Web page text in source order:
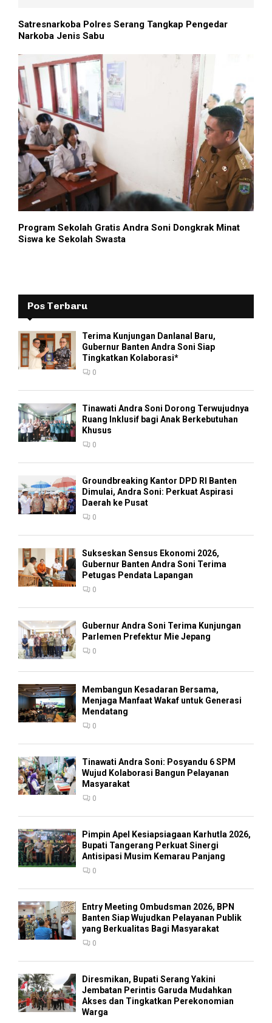
Satresnarkoba Polres Serang Tangkap Pengedar
Narkoba Jenis Sabu
Program Sekolah Gratis Andra Soni Dongkrak Minat
Siswa ke Sekolah Swasta
Pos Terbaru
Terima Kunjungan Danlanal Baru,
Gubernur Banten Andra Soni Siap
Tingkatkan Kolaborasi*
0
Tinawati Andra Soni Dorong Terwujudnya
Ruang Inklusif bagi Anak Berkebutuhan
Khusus
0
Groundbreaking Kantor DPD RI Banten
Dimulai, Andra Soni: Perkuat Aspirasi
Daerah ke Pusat
0
Sukseskan Sensus Ekonomi 2026,
Gubernur Banten Andra Soni Terima
Petugas Pendata Lapangan
0
Gubernur Andra Soni Terima Kunjungan
Parlemen Prefektur Mie Jepang
0
Membangun Kesadaran Bersama,
Menjaga Manfaat Wakaf untuk Generasi
Mendatang
0
Tinawati Andra Soni: Posyandu 6 SPM
Wujud Kolaborasi Bangun Pelayanan
Masyarakat
0
Pimpin Apel Kesiapsiagaan Karhutla 2026,
Bupati Tangerang Perkuat Sinergi
Antisipasi Musim Kemarau Panjang
0
Entry Meeting Ombudsman 2026, BPN
Banten Siap Wujudkan Pelayanan Publik
yang Berkualitas Bagi Masyarakat
0
Diresmikan, Bupati Serang Yakini
Jembatan Perintis Garuda Mudahkan
Akses dan Tingkatkan Perekonomian
Warga